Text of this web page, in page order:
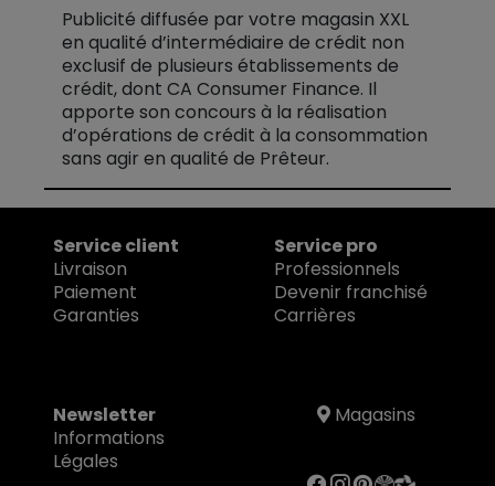
Publicité diffusée par votre magasin XXL
en qualité d’intermédiaire de crédit non
exclusif de plusieurs établissements de
crédit, dont CA Consumer Finance. Il
apporte son concours à la réalisation
d’opérations de crédit à la consommation
sans agir en qualité de Prêteur.
Service client
Livraison
Paiement
Garanties
Service pro
Professionnels
Devenir franchisé
Carrières
Newsletter
Informations
Légales
Magasins